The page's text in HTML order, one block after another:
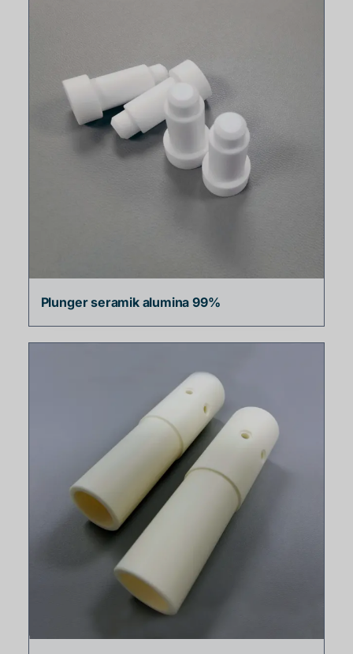
Plunger seramik alumina 99%